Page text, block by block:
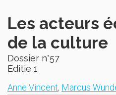
Les acteurs
de la culture
Dossier n°57
Editie 1
Anne Vincent, Marcus